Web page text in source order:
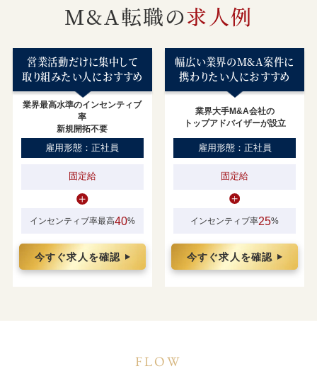
M&A転職の求人例
営業活動だけに集中して
取り組みたい人におすすめ
業界最高水準のインセンティブ
率
新規開拓不要
雇用形態：正社員
固定給
インセンティブ率最高40%
今すぐ求人を確認
幅広い業界のM&A案件に
携わりたい人におすすめ
業界大手M&A会社の
トップアドバイザーが設立
雇用形態：正社員
固定給
インセンティブ率25%
今すぐ求人を確認
FLOW